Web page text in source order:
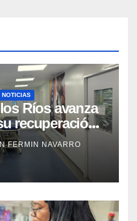
NOTICIAS
Ríos avanza
recuperación
eventos
FERMIN NAVARRO